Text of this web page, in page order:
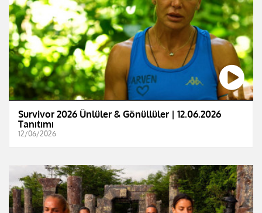
Survivor 2026 Ünlüler & Gönüllüler | 12.06.2026
Tanıtımı
12/06/2026